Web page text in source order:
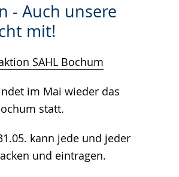
- Auch unsere
mit!
SAHL Bochum
im Mai wieder das
statt.
kann jede und jeder
und eintragen.